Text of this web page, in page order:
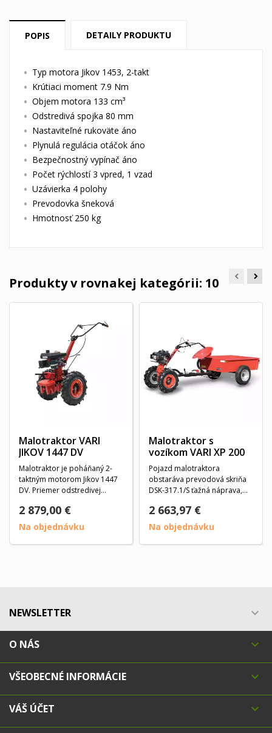
POPIS DETAILY PRODUKTU
Typ motora Jikov 1453, 2-takt
Krútiaci moment 7.9 Nm
Objem motora 133 cm³
Odstredivá spojka 80 mm
Nastaviteľné rukoväte áno
Plynulá regulácia otáčok áno
Bezpečnostný vypínač áno
Počet rýchlostí 3 vpred, 1 vzad
Uzávierka 4 polohy
Prevodovka šneková
Hmotnosť 250 kg
Produkty v rovnakej kategórii: 10
Malotraktor VARI
JIKOV 1447 DV
Malotraktor je poháňaný 2-
taktným motorom Jikov 1447
DV. Priemer odstredivej
2 879,00 €
Na objednávku
Malotraktor s
vozíkom VARI XP 200
Pojazd malotraktora
obstaráva prevodová skriňa
DSK-317.1/S ťažná náprava,
2 663,97 €
Na objednávku
NEWSLETTER 
O NÁS 
VŠEOBECNÉ INFORMÁCIE 
VÁŠ ÚČET 